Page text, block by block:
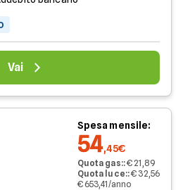
Vai
Spesa mensile:
54,45€
Quota gas::€ 21,89
Quota luce::€ 32,56
€ 653,41/anno